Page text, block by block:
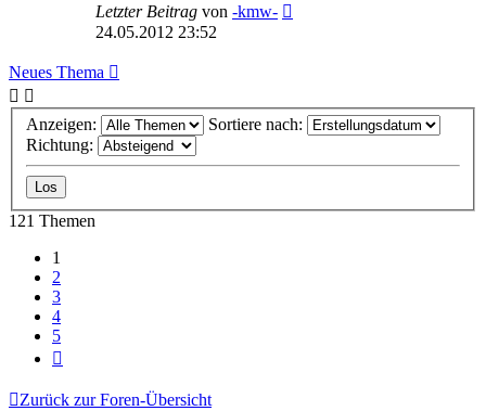
Letzter Beitrag von -kmw-
24.05.2012 23:52
Neues Thema
Anzeigen:
Sortiere nach:
Richtung:
121 Themen
1
2
3
4
5
Zurück zur Foren-Übersicht